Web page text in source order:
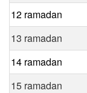
12 ramadan
13 ramadan
14 ramadan
15 ramadan